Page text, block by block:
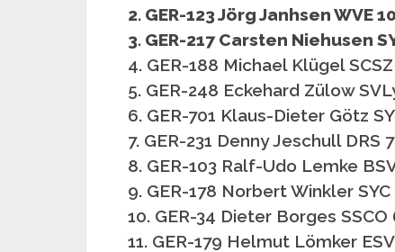
2. GER-123 Jörg Janhsen WVE
3. GER-217 Carsten Niehusen
4. GER-188 Michael Klügel
5. GER-248 Eckehard Zülow
6. GER-701 Klaus-Dieter Götz
7. GER-231 Denny Jeschull DRS
8. GER-103 Ralf-Udo Lemke
9. GER-178 Norbert Winkler SYC
10. GER-34 Dieter Borges SSCO
11. GER-179 Helmut Lömker